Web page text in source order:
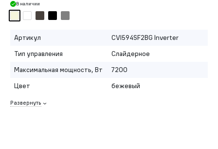
В наличии
Артикул
CVI594SF2BG Inverter
Тип управления
Слайдерное
Максимальная мощность, Вт
7200
Цвет
бежевый
Развернуть